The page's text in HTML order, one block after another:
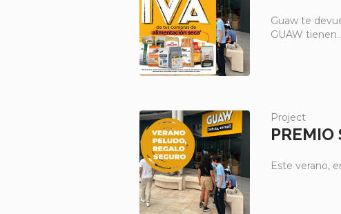
Guaw te
GUAW
Project
PREMIO
Este verano,